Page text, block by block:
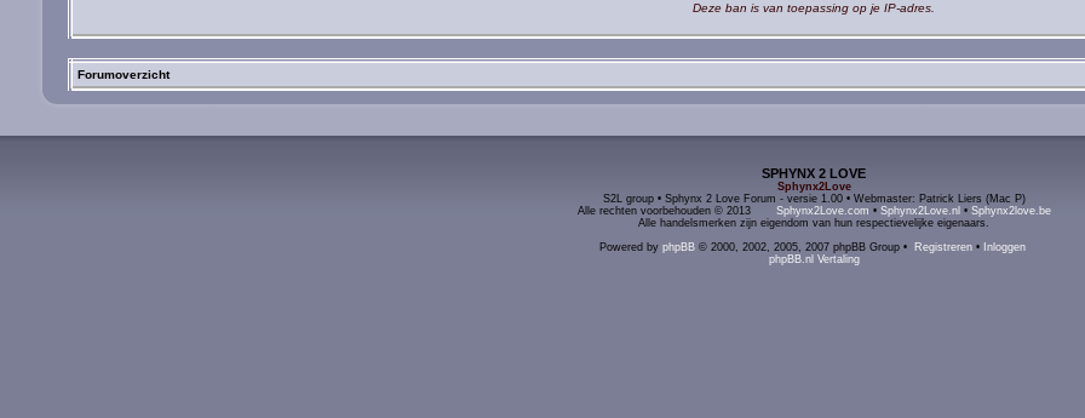
Deze ban is van toepassing op je IP-adres.
Forumoverzicht
SPHYNX 2 LOVE
Sphynx2Love
S2L group • Sphynx 2 Love Forum - versie 1.00 • Webmaster: Patrick Liers (Mac P)
Alle rechten voorbehouden © 2013 Sphynx2Love.com • Sphynx2Love.nl • Sphynx2love.be
Alle handelsmerken zijn eigendom van hun respectievelijke eigenaars.
Powered by phpBB© 2000, 2002, 2005, 2007 phpBB Group • Registreren• Inloggen
phpBB.nl Vertaling